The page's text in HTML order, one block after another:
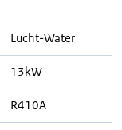
Lucht-Water
13kW
R410A